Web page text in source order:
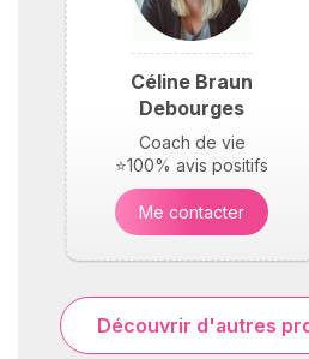
Céline Braun
Debourges
Coach de vie
⭐100% avis positifs
Me contacter
Découvrir d'autres